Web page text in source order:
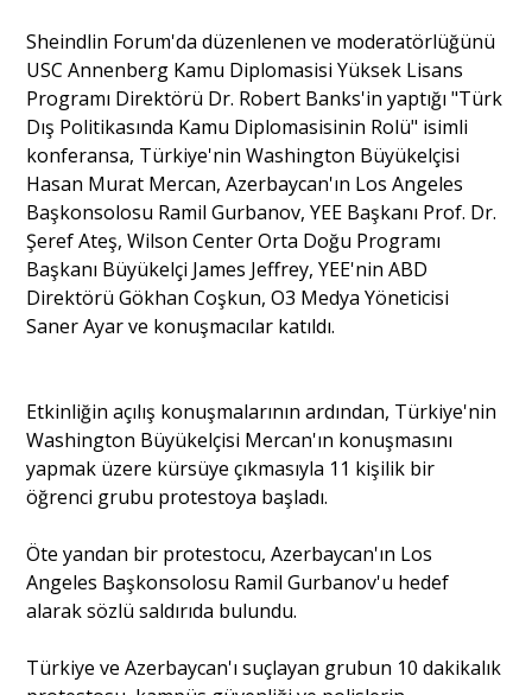
Portre
Yazarlar
Eğitim
Ankara Analiz
Sağlık
Sheindlin Forum'da düzenlenen ve moderatörlüğünü
USC Annenberg Kamu Diplomasisi Yüksek Lisans
Programı Direktörü Dr. Robert Banks'in yaptığı "Türk
Dış Politikasında Kamu Diplomasisinin Rolü" isimli
konferansa, Türkiye'nin Washington Büyükelçisi
Hasan Murat Mercan, Azerbaycan'ın Los Angeles
Başkonsolosu Ramil Gurbanov, YEE Başkanı Prof. Dr.
Şeref Ateş, Wilson Center Orta Doğu Programı
Başkanı Büyükelçi James Jeffrey, YEE'nin ABD
Direktörü Gökhan Coşkun, O3 Medya Yöneticisi
Saner Ayar ve konuşmacılar katıldı.
Etkinliğin açılış konuşmalarının ardından, Türkiye'nin
Washington Büyükelçisi Mercan'ın konuşmasını
yapmak üzere kürsüye çıkmasıyla 11 kişilik bir
öğrenci grubu protestoya başladı.
Öte yandan bir protestocu, Azerbaycan'ın Los
Angeles Başkonsolosu Ramil Gurbanov'u hedef
alarak sözlü saldırıda bulundu.
Türkiye ve Azerbaycan'ı suçlayan grubun 10 dakikalık